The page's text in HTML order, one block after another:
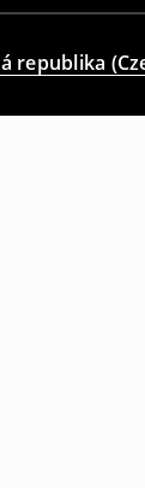
republika